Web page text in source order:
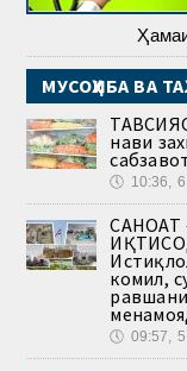
МУСОҲИБА ВА
нави
🕔 10:36,
САНОАТ
комил,
🕔 09:57,